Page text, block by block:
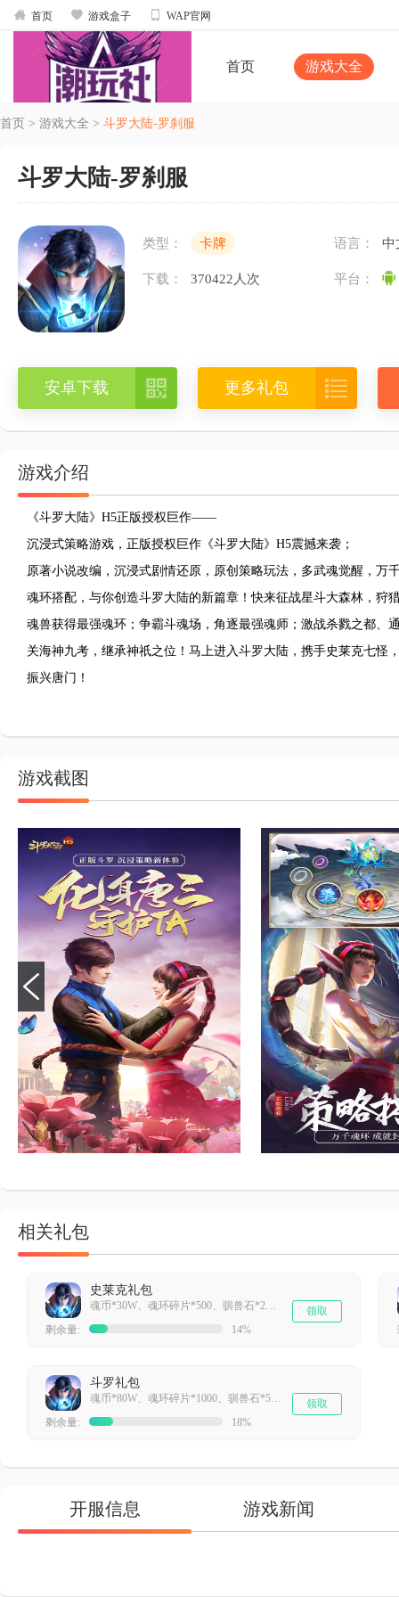
 首页  游戏盒子  WAP官网
首页 游戏大全
首页 > 游戏大全 > 斗罗大陆-罗刹服
斗罗大陆-罗刹服
类型： 卡牌 语言： 中
下载： 370422人次 平台：
安卓下载  更多礼包 
游戏介绍
《斗罗大陆》H5正版授权巨作——
沉浸式策略游戏，正版授权巨作《斗罗大陆》H5震撼来袭；
原著小说改编，沉浸式剧情还原，原创策略玩法，多武魂觉醒，万
魂环搭配，与你创造斗罗大陆的新篇章！快来征战星斗大森林，狩
魂兽获得最强魂环；争霸斗魂场，角逐最强魂师；激战杀戮之都、
关海神九考，继承神祇之位！马上进入斗罗大陆，携手史莱克七怪
振兴唐门！
游戏截图
相关礼包
史莱克礼包
魂币*30W、魂环碎片*500、驯兽石*2、1.5倍经验药水*1、宗门经验丹*5
剩余量:
14%
领取
斗罗礼包
魂币*80W、魂环碎片*1000、驯兽石*5、1.5倍经验药水*1、武器材料宝箱*2、宗门经验丹*5
剩余量:
18%
领取
开服信息 游戏新闻